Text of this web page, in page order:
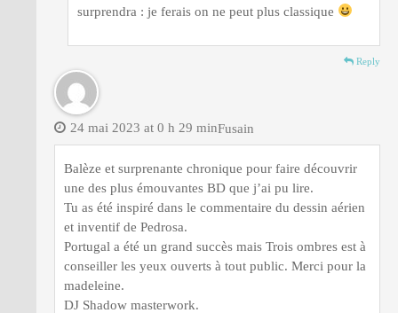
surprendra : je ferais on ne peut plus classique
Reply
Fusain
24 mai 2023 at 0 h 29 min
Balèze et surprenante chronique pour faire découvrir
une des plus émouvantes BD que j’ai pu lire.
Tu as été inspiré dans le commentaire du dessin aérien
et inventif de Pedrosa.
Portugal a été un grand succès mais Trois ombres est à
conseiller les yeux ouverts à tout public. Merci pour la
madeleine.
DJ Shadow masterwork.